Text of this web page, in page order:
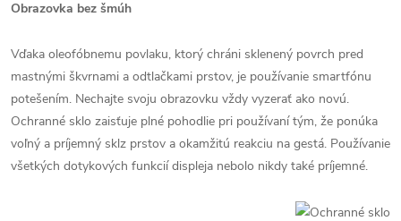
Obrazovka bez šmúh
Vďaka oleofóbnemu povlaku, ktorý chráni sklenený povrch pred
mastnými škvrnami a odtlačkami prstov, je používanie smartfónu
potešením. Nechajte svoju obrazovku vždy vyzerať ako novú.
Ochranné sklo zaisťuje plné pohodlie pri používaní tým, že ponúka
voľný a príjemný sklz prstov a okamžitú reakciu na gestá. Používanie
všetkých dotykových funkcií displeja nebolo nikdy také príjemné.